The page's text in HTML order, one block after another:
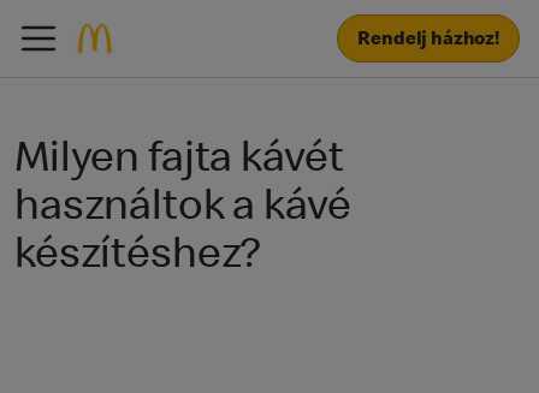
Rendelj házhoz!
Milyen fajta kávét
használtok a kávé
készítéshez?